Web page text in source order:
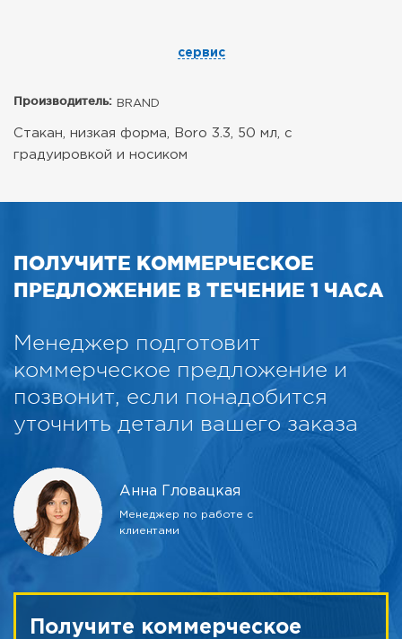
сервис
Производитель: BRAND
Стакан, низкая форма, Boro 3.3, 50 мл, с
градуировкой и носиком
ПОЛУЧИТЕ КОММЕРЧЕСКОЕ
ПРЕДЛОЖЕНИЕ В ТЕЧЕНИЕ 1 ЧАСА
Менеджер подготовит
коммерческое предложение и
позвонит, если понадобится
уточнить детали вашего заказа
Анна Гловацкая
Менеджер по работе с
клиентами
Получите коммерческое